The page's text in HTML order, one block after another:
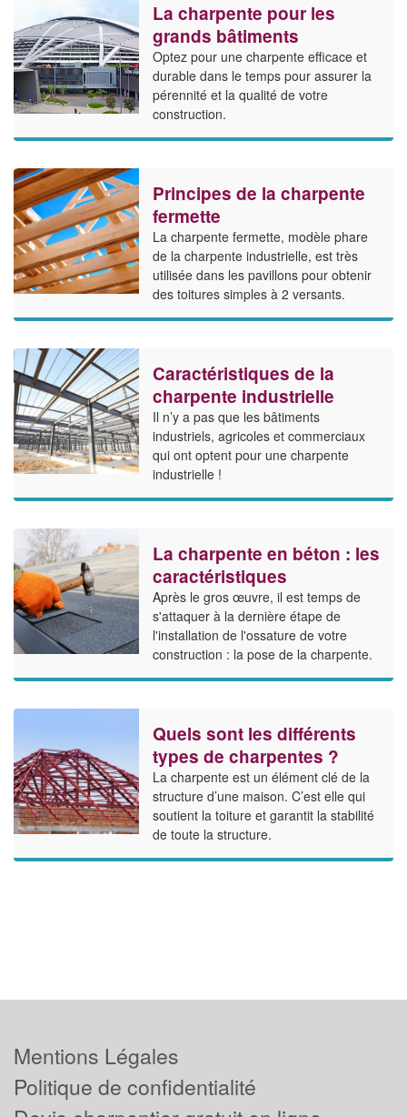
La charpente pour les
grands bâtiments
Optez pour une charpente efficace et
durable dans le temps pour assurer la
pérennité et la qualité de votre
construction.
Principes de la charpente
fermette
La charpente fermette, modèle phare
de la charpente industrielle, est très
utilisée dans les pavillons pour obtenir
des toitures simples à 2 versants.
Caractéristiques de la
charpente industrielle
Il n’y a pas que les bâtiments
industriels, agricoles et commerciaux
qui ont optent pour une charpente
industrielle !
La charpente en béton : les
caractéristiques
Après le gros œuvre, il est temps de
s'attaquer à la dernière étape de
l'installation de l'ossature de votre
construction : la pose de la charpente.
Quels sont les différents
types de charpentes ?
La charpente est un élément clé de la
structure d’une maison. C’est elle qui
soutient la toiture et garantit la stabilité
de toute la structure.
Mentions Légales
Politique de confidentialité